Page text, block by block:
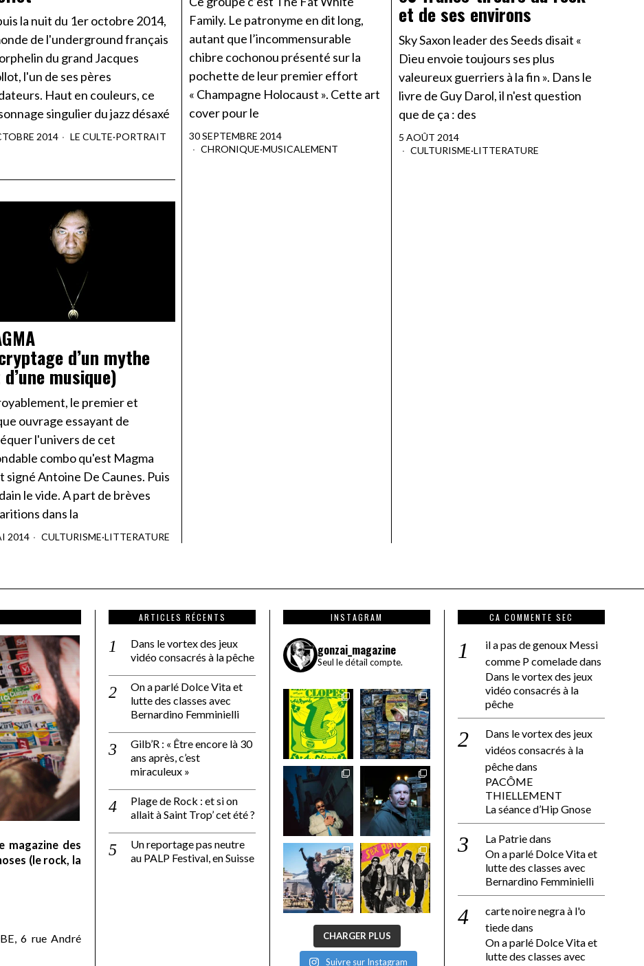
la nuit du 1er octobre 2014,
de l'underground français
du grand Jacques
l'un de ses pères
Haut en couleurs, ce
singulier du jazz désaxé
2014 LE CULTE·PORTRAIT
Family. Le patronyme en dit long,
autant que l’incommensurable
chibre cochonou présenté sur la
pochette de leur premier effort
« Champagne Holocaust ». Cette art
cover pour le
30 SEPTEMBRE 2014
CHRONIQUE·MUSICALEMENT
et de ses environs
Sky Saxon leader des Seeds disait «
Dieu envoie toujours ses plus
valeureux guerriers à la fin ». Dans le
livre de Guy Darol, il n'est question
que de ça : des
5 AOÛT 2014
CULTURISME·LITTERATURE
d’un mythe
musique)
le premier et
ouvrage essayant de
l'univers de cet
combo qu'est Magma
signé Antoine De Caunes. Puis
le vide. A part de brèves
dans la
2014 CULTURISME·LITTERATURE
magazine des
(le rock, la
6 rue André
ARTICLES RÉCENTS
Dans le vortex des jeux
vidéo consacrés à la pêche
On a parlé Dolce Vita et
lutte des classes avec
Bernardino Femminielli
Gilb’R : « Être encore là 30
ans après, c’est
miraculeux »
Plage de Rock : et si on
allait à Saint Trop’ cet été ?
Un reportage pas neutre
au PALP Festival, en Suisse
INSTAGRAM
gonzai_magazine
Seul le détail compte.
CHARGER PLUS
Suivre sur Instagram
CA COMMENTE SEC
il a pas de genoux Messi
comme P comeladedans
Dans le vortex des jeux
vidéo consacrés à la
pêche
Dans le vortex des jeux
vidéos consacrés à la
pêchedans
PACÔME
THIELLEMENT
La séance d’Hip Gnose
La Patriedans
On a parlé Dolce Vita et
lutte des classes avec
Bernardino Femminielli
carte noire negra à l'o
tiededans
On a parlé Dolce Vita et
lutte des classes avec